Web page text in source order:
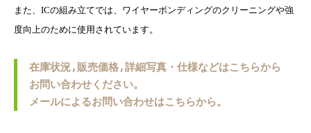
また、ICの組み立てでは、ワイヤーボンディングのクリーニングや強
度向上のために使用されています。
在庫状況,販売価格,詳細写真・仕様などはこちらから
お問い合わせください。
メールによるお問い合わせはこちらから。